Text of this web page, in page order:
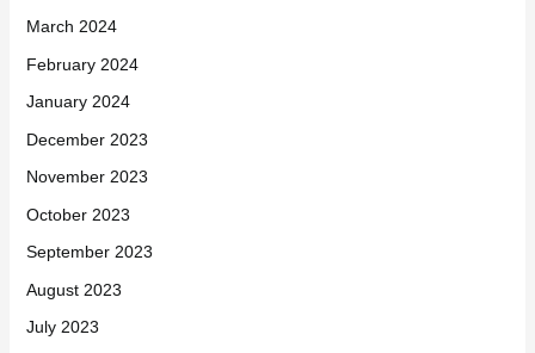
March 2024
February 2024
January 2024
December 2023
November 2023
October 2023
September 2023
August 2023
July 2023